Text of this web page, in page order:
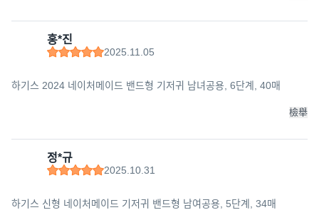
홍*진
2025.11.05
하기스 2024 네이처메이드 밴드형 기저귀 남녀공용, 6단계, 40매
檢舉
정*규
2025.10.31
하기스 신형 네이처메이드 기저귀 밴드형 남여공용, 5단계, 34매